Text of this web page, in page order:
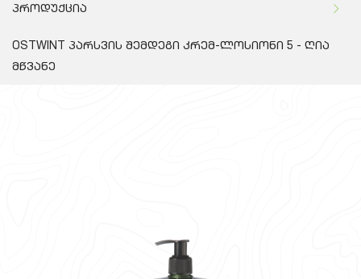
პროდუქცია
OSTWINT პარსვის შემდეგი კრემ-ლოსიონი 5 - ღია
მწვანე